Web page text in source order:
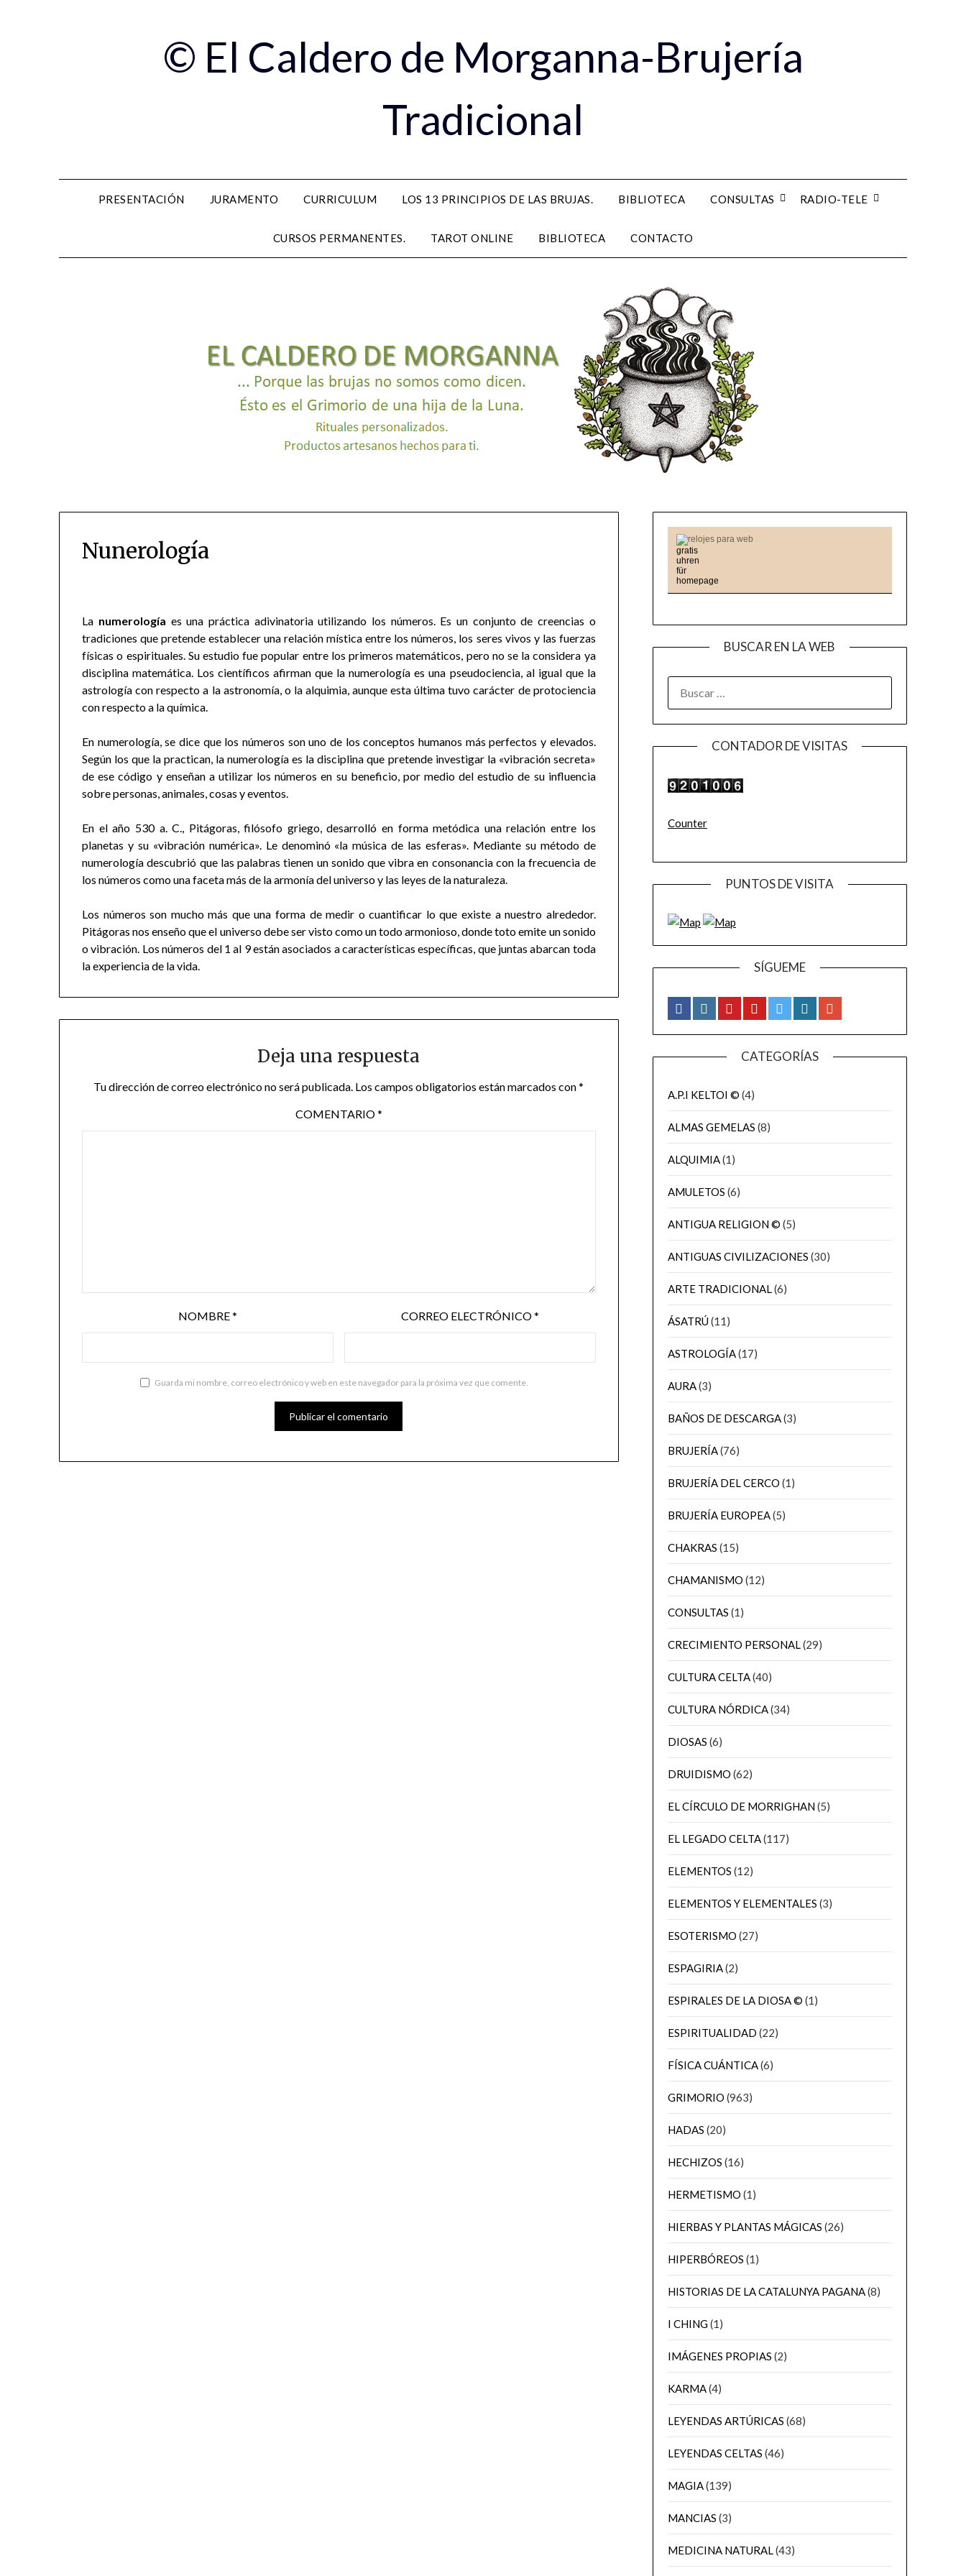
© El Caldero de Morganna-Brujería
Tradicional
PRESENTACIÓN JURAMENTO CURRICULUM LOS 13 PRINCIPIOS DE LAS BRUJAS. BIBLIOTECA CONSULTAS RADIO-TELE
CURSOS PERMANENTES. TAROT ONLINE BIBLIOTECA CONTACTO
Nunerología
La numerología es una práctica adivinatoria utilizando los números. Es un conjunto de creencias o
tradiciones que pretende establecer una relación mística entre los números, los seres vivos y las fuerzas
físicas o espirituales. Su estudio fue popular entre los primeros matemáticos, pero no se la considera ya
disciplina matemática. Los científicos afirman que la numerología es una pseudociencia, al igual que la
astrología con respecto a la astronomía, o la alquimia, aunque esta última tuvo carácter de protociencia
con respecto a la química.
En numerología, se dice que los números son uno de los conceptos humanos más perfectos y elevados.
Según los que la practican, la numerología es la disciplina que pretende investigar la «vibración secreta»
de ese código y enseñan a utilizar los números en su beneficio, por medio del estudio de su influencia
sobre personas, animales, cosas y eventos.
En el año 530 a. C., Pitágoras, filósofo griego, desarrolló en forma metódica una relación entre los
planetas y su «vibración numérica». Le denominó «la música de las esferas». Mediante su método de
numerología descubrió que las palabras tienen un sonido que vibra en consonancia con la frecuencia de
los números como una faceta más de la armonía del universo y las leyes de la naturaleza.
Los números son mucho más que una forma de medir o cuantificar lo que existe a nuestro alrededor.
Pitágoras nos enseño que el universo debe ser visto como un todo armonioso, donde toto emite un sonido
o vibración. Los números del 1 al 9 están asociados a características específicas, que juntas abarcan toda
la experiencia de la vida.
Deja una respuesta
Tu dirección de correo electrónico no será publicada. Los campos obligatorios están marcados con*
COMENTARIO*
NOMBRE* CORREO ELECTRÓNICO*
Guarda mi nombre, correo electrónico y web en este navegador para la próxima vez que comente.
relojes para web
BUSCAR EN LA WEB
CONTADOR DE VISITAS
Counter
PUNTOS DE VISITA
SÍGUEME
CATEGORÍAS
A.P.I KELTOI © (4)
ALMAS GEMELAS (8)
ALQUIMIA(1)
AMULETOS (6)
ANTIGUA RELIGION © (5)
ANTIGUAS CIVILIZACIONES (30)
ARTE TRADICIONAL(6)
ÁSATRÚ(11)
ASTROLOGÍA(17)
AURA(3)
BAÑOS DE DESCARGA(3)
BRUJERÍA(76)
BRUJERÍA DEL CERCO (1)
BRUJERÍA EUROPEA(5)
CHAKRAS (15)
CHAMANISMO (12)
CONSULTAS (1)
CRECIMIENTO PERSONAL(29)
CULTURA CELTA(40)
CULTURA NÓRDICA(34)
DIOSAS (6)
DRUIDISMO (62)
EL CÍRCULO DE MORRIGHAN(5)
EL LEGADO CELTA(117)
ELEMENTOS (12)
ELEMENTOS Y ELEMENTALES (3)
ESOTERISMO (27)
ESPAGIRIA(2)
ESPIRALES DE LA DIOSA © (1)
ESPIRITUALIDAD (22)
FÍSICA CUÁNTICA(6)
GRIMORIO (963)
HADAS (20)
HECHIZOS (16)
HERMETISMO (1)
HIERBAS Y PLANTAS MÁGICAS (26)
HIPERBÓREOS (1)
HISTORIAS DE LA CATALUNYA PAGANA(8)
I CHING(1)
IMÁGENES PROPIAS (2)
KARMA(4)
LEYENDAS ARTÚRICAS (68)
LEYENDAS CELTAS (46)
MAGIA(139)
MANCIAS (3)
MEDICINA NATURAL(43)